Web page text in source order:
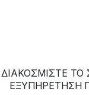
σχήματα και την
Νέο όνομα
ΔΙΑΚΟΣΜΙΣΤΕ ΤΟ
ΕΞΥΠΗΡΈΤΗΣΗ